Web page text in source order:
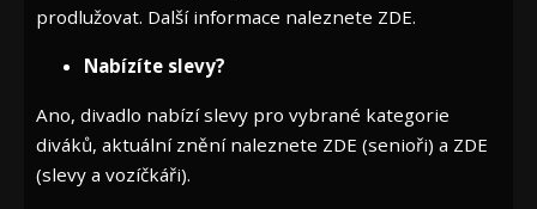
prodlužovat. Další informace naleznete ZDE.
Nabízíte slevy?
Ano, divadlo nabízí slevy pro vybrané kategorie
diváků, aktuální znění naleznete ZDE (senioři) a ZDE
(slevy a vozíčkáři).